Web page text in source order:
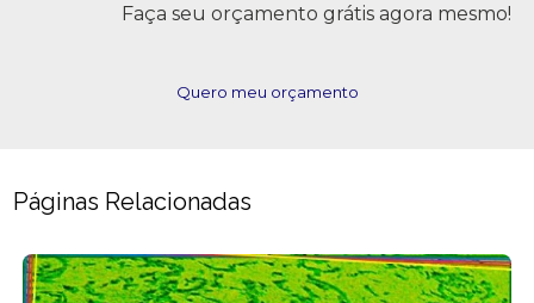
Faça seu orçamento grátis agora mesmo!
Quero meu orçamento
Páginas Relacionadas